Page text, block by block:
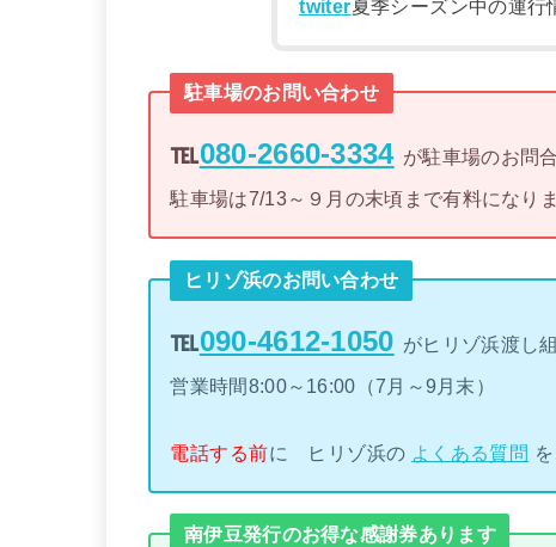
twiter夏季シーズン中の運行
駐車場のお問い合わせ
℡080-2660-3334 が駐車場のお問
駐車場は7/13～９月の末頃まで有料になり
ヒリゾ浜のお問い合わせ
℡090-4612-1050 がヒリゾ浜渡し
営業時間8:00～16:00（7月～9月末）
電話する前に ヒリゾ浜の よくある質問
南伊豆発行のお得な感謝券あります